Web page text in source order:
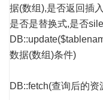
据(数组),是否返回插
是否是替换式,是否
数据(数组)条件)
DB::fetch(查询后的资